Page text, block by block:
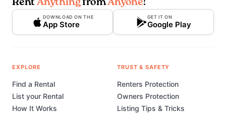
Rent AnythingfromAnyone!
DOWNLOAD ON THE
App Store
GET IT ON
Google Play
EXPLORE
Find a Rental
List your Rental
How It Works
TRUST & SAFETY
Renters Protection
Owners Protection
Listing Tips & Tricks